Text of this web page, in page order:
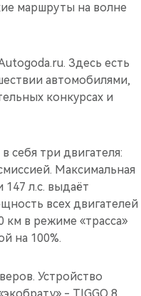
маршруты на волне
Здесь есть
автомобилями,
конкурсах и
себя три двигателя:
Максимальная
л.с. выдаёт
всех двигателей
км в режиме «трасса»
на 100%.
Устройство